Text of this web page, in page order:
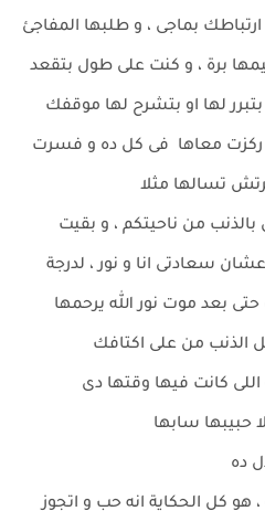
بماجى ، و طلبها المفاجئ
برة ، و كنت على طول بتقعد
لها او بتشرح لها موقفك
ركزت معاها فى كل ده و فسرت
تسالها مثلا
من ناحيتكم ، و بقيت
سعادتى انا و نور ، لدرجة
بعد موت نور الله يرحمها
الذنب من على اكتافك
كانت فيها وقتها دى
حبيبها سابها
ده
هو كل الحكاية انه حب و اتجوز